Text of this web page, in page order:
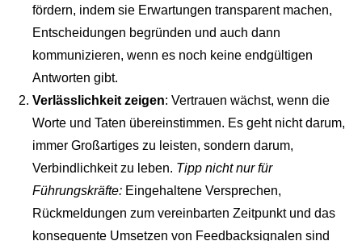
fördern, indem sie Erwartungen transparent machen,
Entscheidungen begründen und auch dann
kommunizieren, wenn es noch keine endgültigen
Antworten gibt.
Verlässlichkeit zeigen: Vertrauen wächst, wenn die
Worte und Taten übereinstimmen. Es geht nicht darum,
immer Großartiges zu leisten, sondern darum,
Verbindlichkeit zu leben. Tipp nicht nur für
Führungskräfte:Eingehaltene Versprechen,
Rückmeldungen zum vereinbarten Zeitpunkt und das
konsequente Umsetzen von Feedbacksignalen sind